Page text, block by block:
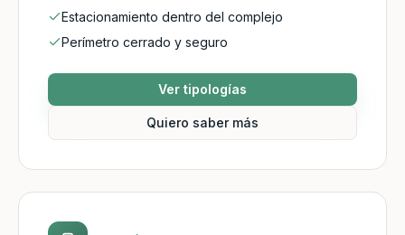
Estacionamiento dentro del complejo
Perímetro cerrado y seguro
Ver tipologías
Quiero saber más